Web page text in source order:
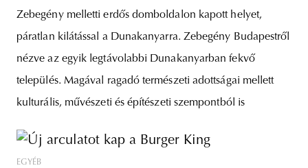
Zebegény melletti erdős domboldalon kapott helyet,
páratlan kilátással a Dunakanyarra. Zebegény Budapestről
nézve az egyik legtávolabbi Dunakanyarban fekvő
település. Magával ragadó természeti adottságai mellett
kulturális, művészeti és építészeti szempontból is
EGYÉB